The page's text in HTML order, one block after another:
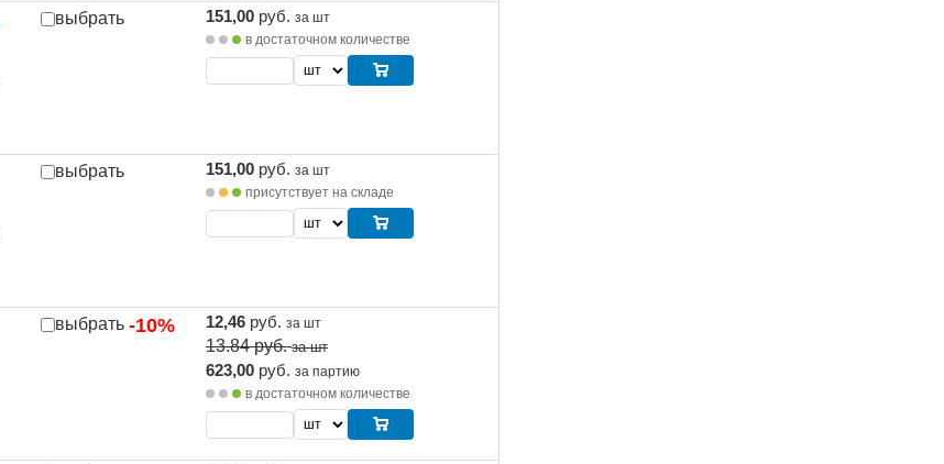
выбрать 151,00 руб. за шт
в достаточном количестве
выбрать 151,00 руб. за шт
присутствует на складе
-10%
выбрать 12,46 руб. за шт
13.84руб. за шт
623,00 руб. за партию
в достаточном количестве